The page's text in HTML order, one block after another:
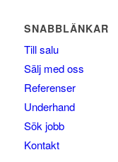
SNABBLÄNKAR
Till salu
Sälj med oss
Referenser
Underhand
Sök jobb
Kontakt